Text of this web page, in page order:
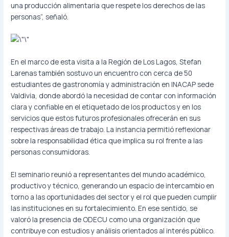
una producción alimentaria que respete los derechos de las
personas”, señaló.
En el marco de esta visita a la Región de Los Lagos, Stefan
Larenas también sostuvo un encuentro con cerca de 50
estudiantes de gastronomía y administración en INACAP sede
Valdivia, donde abordó la necesidad de contar con información
clara y confiable en el etiquetado de los productos y en los
servicios que estos futuros profesionales ofrecerán en sus
respectivas áreas de trabajo. La instancia permitió reflexionar
sobre la responsabilidad ética que implica su rol frente a las
personas consumidoras.
El seminario reunió a representantes del mundo académico,
productivo y técnico, generando un espacio de intercambio en
torno a las oportunidades del sector y el rol que pueden cumplir
las instituciones en su fortalecimiento. En ese sentido, se
valoró la presencia de ODECU como una organización que
contribuye con estudios y análisis orientados al interés público.